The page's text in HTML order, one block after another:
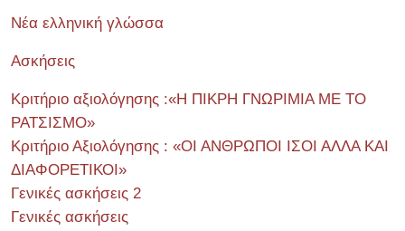
Νέα ελληνική γλώσσα
Ασκήσεις
Κριτήριο αξιολόγησης :«Η ΠΙΚΡΗ ΓΝΩΡΙΜΙΑ ΜΕ ΤΟ
ΡΑΤΣΙΣΜΟ»
Κριτήριο Αξιολόγησης : «ΟΙ ΑΝΘΡΩΠΟΙ ΙΣΟΙ ΑΛΛΑ ΚΑΙ
ΔΙΑΦΟΡΕΤΙΚΟΙ»
Γενικές ασκήσεις 2
Γενικές ασκήσεις